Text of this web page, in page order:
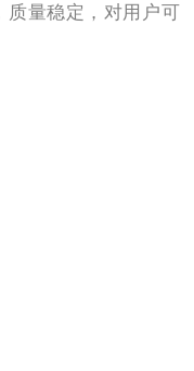
质量稳定，对用户可